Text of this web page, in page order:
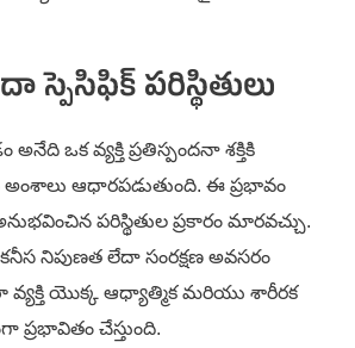
స్పెసిఫిక్ పరిస్థితులు
అనేది ఒక వ్యక్తి ప్రతిస్పందనా శక్తికి
ఆధారపడుతుంది. ఈ ప్రభావం
పరిస్థితుల ప్రకారం మారవచ్చు.
నిపుణత లేదా సంరక్షణ అవసరం
వ్యక్తి యొక్క ఆధ్యాత్మిక మరియు శారీరక
ప్రభావితం చేస్తుంది.